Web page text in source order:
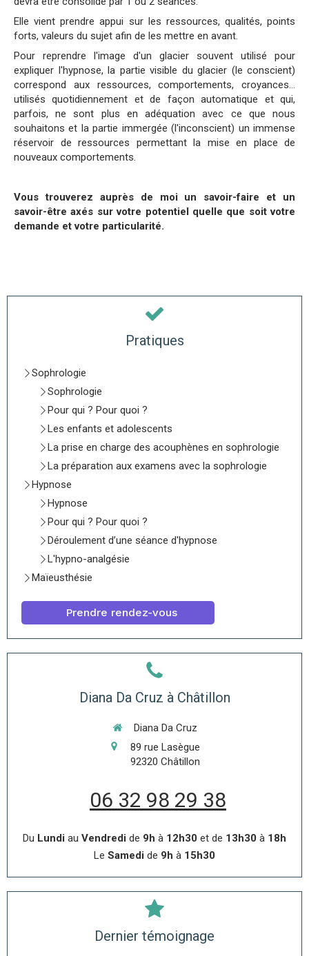
Elle vient prendre appui sur les ressources, qualités, points
forts, valeurs du sujet afin de les mettre en avant.
Pour reprendre l'image d'un glacier souvent utilisé pour
expliquer l'hypnose, la partie visible du glacier (le conscient)
correspond aux ressources, comportements, croyances…
utilisés quotidiennement et de façon automatique et qui,
parfois, ne sont plus en adéquation avec ce que nous
souhaitons et la partie immergée (l'inconscient) un immense
réservoir de ressources permettant la mise en place de
nouveaux comportements.
Vous trouverez auprès de moi un savoir-faire et un
savoir-être axés sur votre potentiel quelle que soit votre
demande et votre particularité.
Pratiques
Sophrologie
Sophrologie
Pour qui ? Pour quoi ?
Les enfants et adolescents
La prise en charge des acouphènes en sophrologie
La préparation aux examens avec la sophrologie
Hypnose
Hypnose
Pour qui ? Pour quoi ?
Déroulement d’une séance d'hypnose
L'hypno-analgésie
Maïeusthésie
Prendre rendez-vous
Diana Da Cruz à Châtillon
Diana Da Cruz
89 rue Lasègue
92320 Châtillon
06 32 98 29 38
Du Lundi au Vendredi de 9h à 12h30 et de 13h30 à 18h
Le Samedi de 9h à 15h30
Dernier témoignage